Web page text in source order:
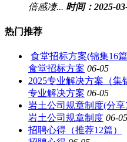
倍感凄... 时间：2025-
热门推荐
食堂招标方案(锦集16
食堂招标方案 06-05
2025专业解决方案（集
专业解决方案 06-05
岩土公司规章制度(分享
岩土公司规章制度 06-05
招聘心得（推荐12篇）